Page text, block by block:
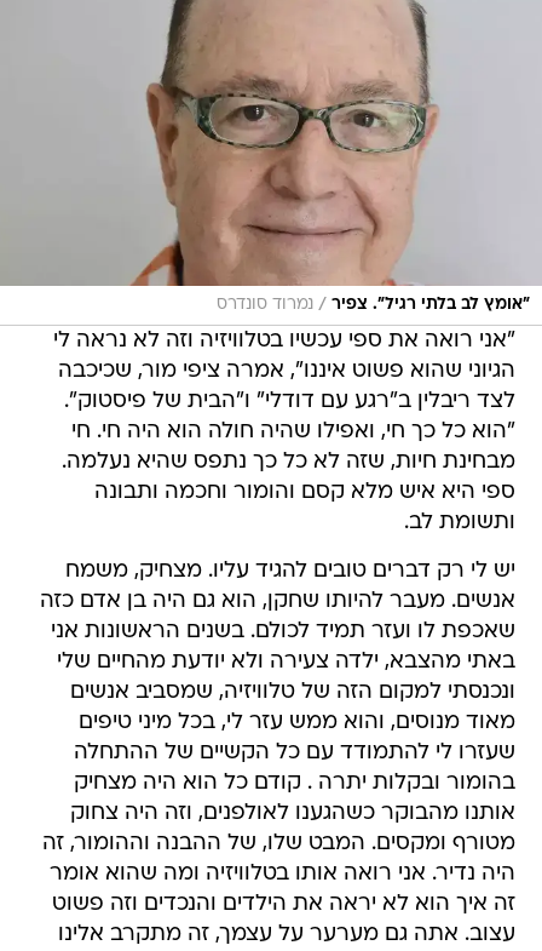
"אומץ לב בלתי רגיל". צפיר / נמרוד סונדרס
"אני רואה את ספי עכשיו בטלוויזיה וזה לא נראה לי
הגיוני שהוא פשוט איננו", אמרה ציפי מור, שכיכבה
לצד ריבלין ב"רגע עם דודלי" ו"הבית של פיסטוק".
"הוא כל כך חי, ואפילו שהיה חולה הוא היה חי. חי
מבחינת חיות, שזה לא כל כך נתפס שהיא נעלמה.
ספי היא איש מלא קסם והומור וחכמה ותבונה
ותשומת לב.
יש לי רק דברים טובים להגיד עליו. מצחיק, משמח
אנשים. מעבר להיותו שחקן, הוא גם היה בן אדם כזה
שאכפת לו ועזר תמיד לכולם. בשנים הראשונות אני
באתי מהצבא, ילדה צעירה ולא יודעת מהחיים שלי
ונכנסתי למקום הזה של טלוויזיה, שמסביב אנשים
מאוד מנוסים, והוא ממש עזר לי, בכל מיני טיפים
שעזרו לי להתמודד עם כל הקשיים של ההתחלה
בהומור ובקלות יתרה . קודם כל הוא היה מצחיק
אותנו מהבוקר כשהגענו לאולפנים, וזה היה צחוק
מטורף ומקסים. המבט שלו, של ההבנה וההומור, זה
היה נדיר. אני רואה אותו בטלוויזיה ומה שהוא אומר
זה איך הוא לא יראה את הילדים והנכדים וזה פשוט
עצוב. אתה גם מערער על עצמך, זה מתקרב אלינו